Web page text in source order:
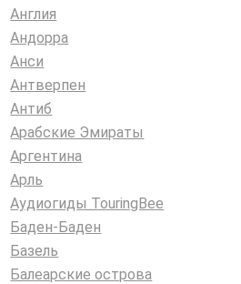
Англия
Андорра
Анси
Антверпен
Антиб
Арабские Эмираты
Аргентина
Арль
Аудиогиды TouringBee
Баден-Баден
Базель
Балеарские острова